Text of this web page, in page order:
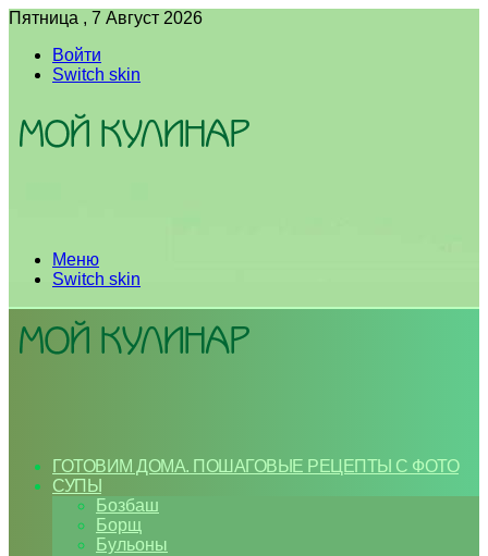
Пятница , 7 Август 2026
Войти
Switch skin
Меню
Switch skin
ГОТОВИМ ДОМА. ПОШАГОВЫЕ РЕЦЕПТЫ С ФОТО
СУПЫ
Бозбаш
Борщ
Бульоны